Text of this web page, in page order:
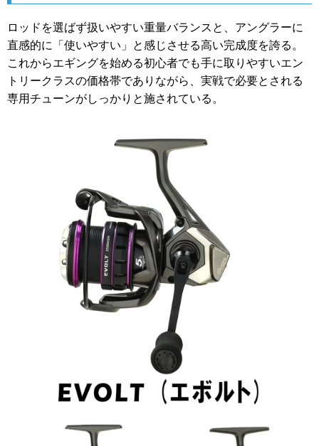
ロッドを選ばず扱いやすい重量バランスと、アングラーに
直感的に「使いやすい」と感じさせる高い完成度を誇る。
これからエギングを始める初心者でも手に取りやすいエン
トリークラスの価格帯でありながら、実戦で必要とされる
専用チューンがしっかりと施されている。